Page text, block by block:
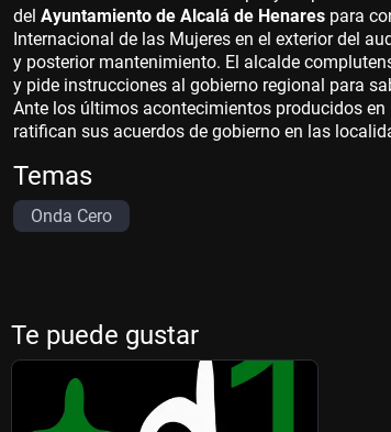
del Ayuntamiento de Alcalá de Henares para
Internacional de las Mujeres en el exterior del
y posterior mantenimiento. El alcalde
y pide instrucciones al gobierno regional para
Ante los últimos acontecimientos producidos
ratifican sus acuerdos de gobierno en las
Temas
Onda Cero
Te puede gustar